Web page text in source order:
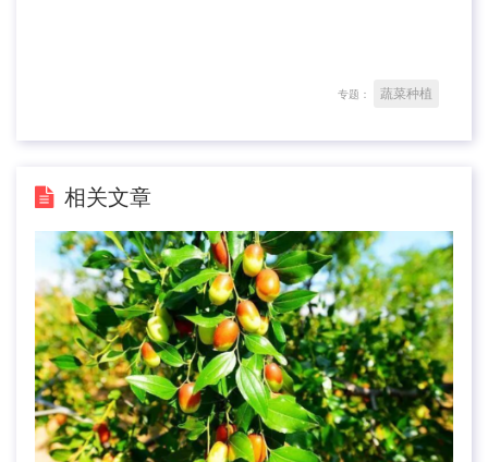
专题： 蔬菜种植
相关文章